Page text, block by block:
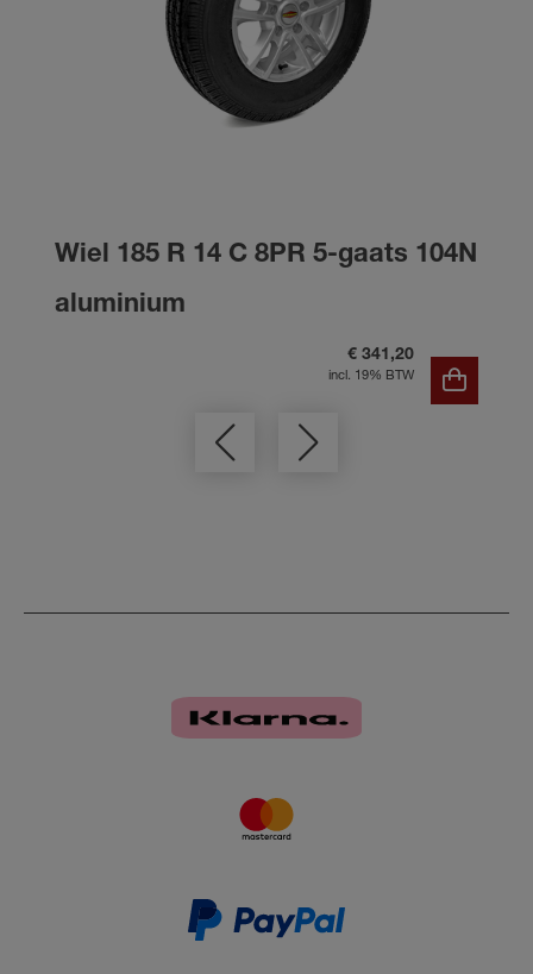
Wiel 185 R 14 C 8PR 5-gaats 104N
aluminium
€ 341,20
incl. 19% BTW